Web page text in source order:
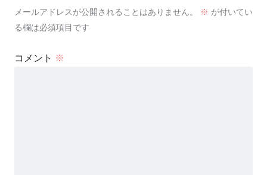
メールアドレスが公開されることはありません。 ※ が付いてい
る欄は必須項目です
コメント ※